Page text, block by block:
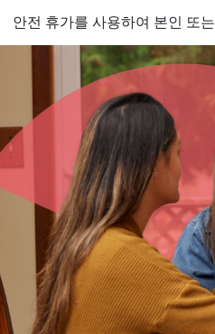
안전 휴가를 사용하여 본인 또